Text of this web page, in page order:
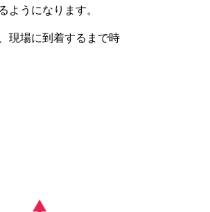
うになります。
現場に到着するまで時